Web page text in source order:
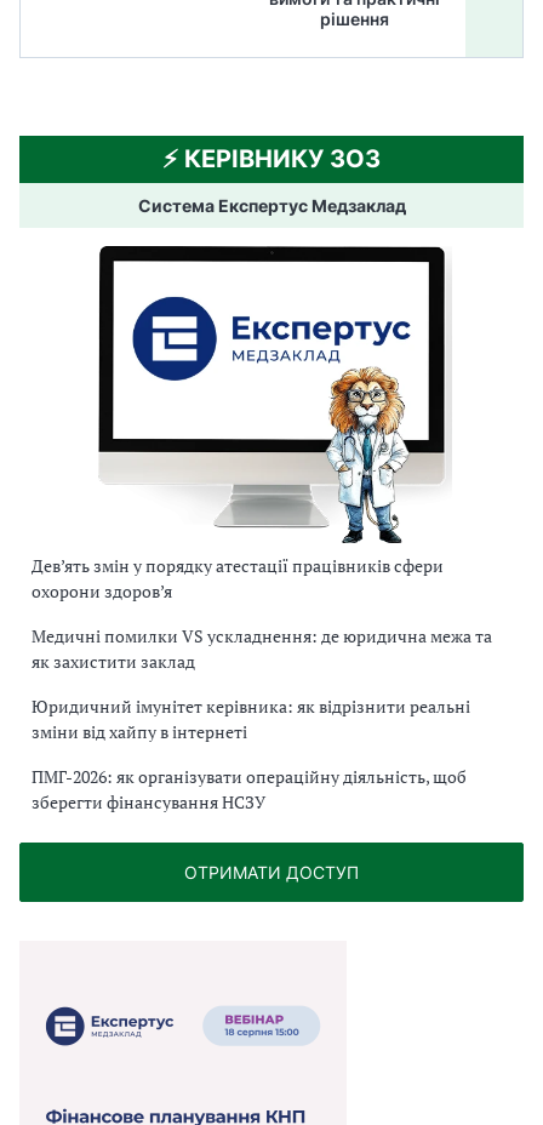
рішення
⚡️ КЕРІВНИКУ ЗОЗ
Система Експертус Медзаклад
Дев’ять змін у порядку атестації працівників сфери
охорони здоров’я
Медичні помилки VS ускладнення: де юридична межа та
як захистити заклад
Юридичний імунітет керівника: як відрізнити реальні
зміни від хайпу в інтернеті
ПМГ-2026: як організувати операційну діяльність, щоб
зберегти фінансування НСЗУ
ОТРИМАТИ ДОСТУП